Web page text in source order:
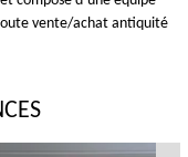
vente/achat antiquité